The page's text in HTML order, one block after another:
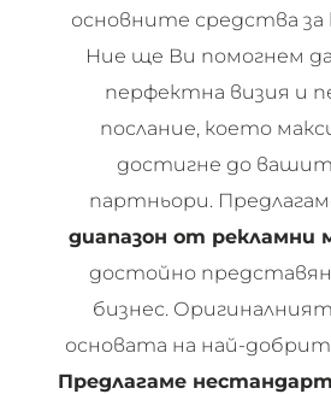
основните средства за
Ние ще Ви помогнем
перфектна визия и
послание, което
достигне до
партньори.
диапазон от рекламни
достойно
бизнес.
основата на най-
Предлагаме